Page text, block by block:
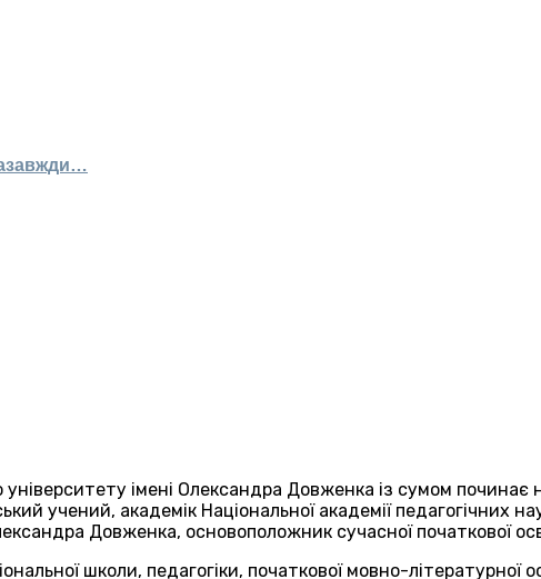
університету імені Олександра Довженка із сумом
учений, академік Національної академії педагогічних
Довженка, основоположник сучасної початкової
школи, педагогіки, початкової мовно-